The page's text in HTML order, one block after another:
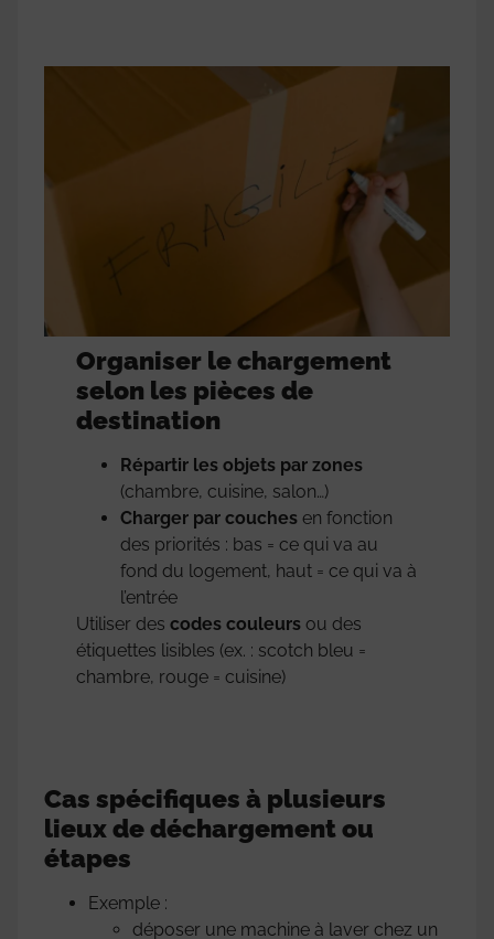
Organiser le chargement
selon les pièces de
destination
Répartir les objets par zones
(chambre, cuisine, salon…)
Charger par couches en fonction
des priorités : bas = ce qui va au
fond du logement, haut = ce qui va à
l’entrée
Utiliser descodes couleurs ou des
étiquettes lisibles (ex. : scotch bleu =
chambre, rouge = cuisine)
Cas spécifiques à plusieurs
lieux de déchargement ou
étapes
Exemple :
déposer une machine à laver chez un